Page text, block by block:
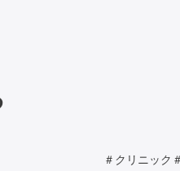
＃ダイニング＃